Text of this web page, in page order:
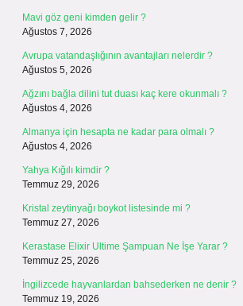
Mavi göz geni kimden gelir ?
Ağustos 7, 2026
Avrupa vatandaşlığının avantajları nelerdir ?
Ağustos 5, 2026
Ağzını bağla dilini tut duası kaç kere okunmalı ?
Ağustos 4, 2026
Almanya için hesapta ne kadar para olmalı ?
Ağustos 4, 2026
Yahya Kığılı kimdir ?
Temmuz 29, 2026
Kristal zeytinyağı boykot listesinde mi ?
Temmuz 27, 2026
Kerastase Elixir Ultime Şampuan Ne İşe Yarar ?
Temmuz 25, 2026
İngilizcede hayvanlardan bahsederken ne denir ?
Temmuz 19, 2026